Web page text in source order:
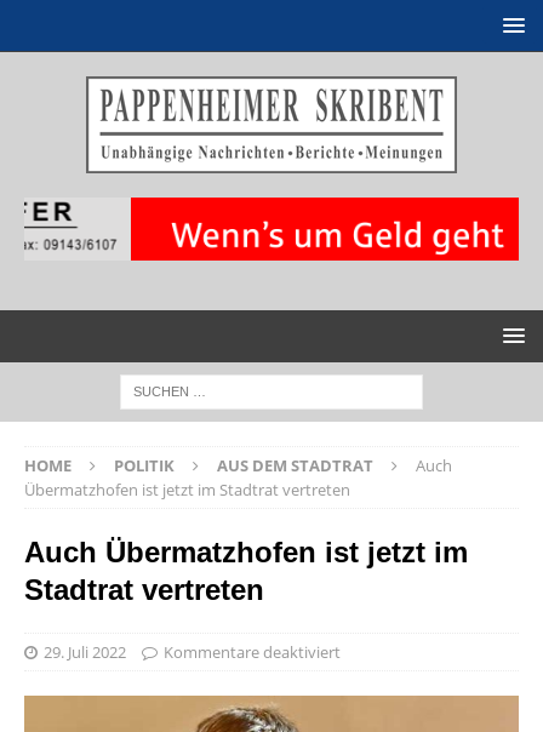
HOME POLITIK AUS DEM STADTRAT
Auch
Übermatzhofen ist jetzt im Stadtrat vertreten
Auch Übermatzhofen ist jetzt im
Stadtrat vertreten
29. Juli 2022 Kommentare deaktiviert